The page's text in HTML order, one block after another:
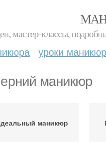
мастер-классы,
уроки
маникюр
маникюр